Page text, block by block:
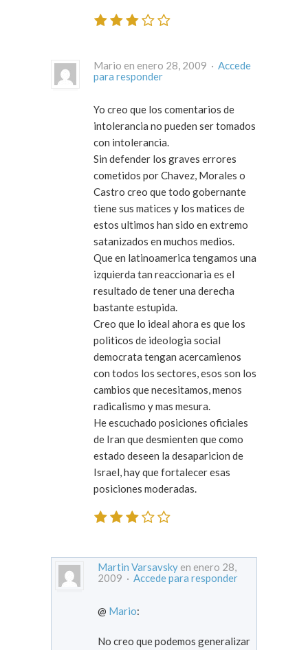
Mario en enero 28, 2009 · Accede
para responder
Yo creo que los comentarios de
intolerancia no pueden ser tomados
con intolerancia.
Sin defender los graves errores
cometidos por Chavez, Morales o
Castro creo que todo gobernante
tiene sus matices y los matices de
estos ultimos han sido en extremo
satanizados en muchos medios.
Que en latinoamerica tengamos una
izquierda tan reaccionaria es el
resultado de tener una derecha
bastante estupida.
Creo que lo ideal ahora es que los
politicos de ideologia social
democrata tengan acercamienos
con todos los sectores, esos son los
cambios que necesitamos, menos
radicalismo y mas mesura.
He escuchado posiciones oficiales
de Iran que desmienten que como
estado deseen la desaparicion de
Israel, hay que fortalecer esas
posiciones moderadas.
Martin Varsavsky en enero 28,
2009 · Accede para responder
@ Mario:
No creo que podemos generalizar